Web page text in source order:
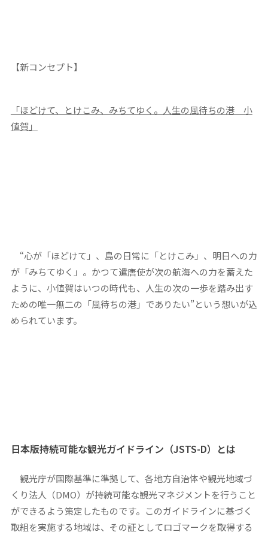
【新コンセプト】
「ほどけて、とけこみ、みちてゆく。人生の風待ちの港 小
値賀」
“心が「ほどけて」 、島の日常に 「とけこみ」 、明日への力
が「みちてゆく」 。かつて遣唐使が次の航海への力を蓄えた
ように、小値賀はいつの時代も、人生の次の一歩を踏み出す
ための唯一無二の 「風待ちの港」 でありたい”という想いが込
められています。
日本版持続可能な観光ガイドライン（JSTS-D）とは
観光庁が国際基準に準拠して、各地方自治体や観光地域づ
くり法人（DMO）が持続可能な観光マネジメントを行うこと
ができるよう策定したものです。このガイドラインに基づく
取組を実施する地域は、その証としてロゴマークを取得する